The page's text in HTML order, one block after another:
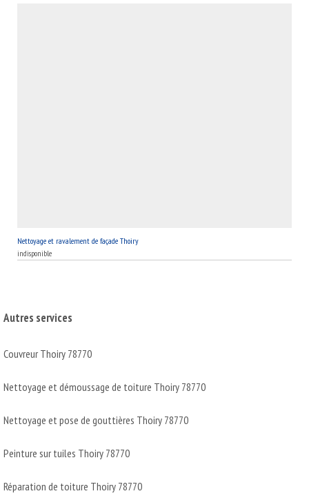
Nettoyage et ravalement de façade Thoiry
indisponible
Autres services
Couvreur Thoiry 78770
Nettoyage et démoussage de toiture Thoiry 78770
Nettoyage et pose de gouttières Thoiry 78770
Peinture sur tuiles Thoiry 78770
Réparation de toiture Thoiry 78770